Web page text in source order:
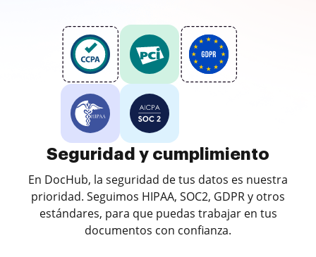
Seguridad y cumplimiento
En DocHub, la seguridad de tus datos es nuestra
prioridad. Seguimos HIPAA, SOC2, GDPR y otros
estándares, para que puedas trabajar en tus
documentos con confianza.